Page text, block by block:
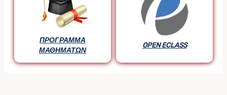
ΠΡΟΓΡΑΜΜΑ
ΜΑΘΗΜΑΤΩΝ
OPEN ECLASS